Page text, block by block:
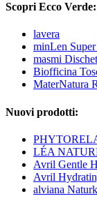
Scopri Ecco Verde:
lavera
minLen
masmi
Biofficina
MaterNatura
Nuovi prodotti:
LÉA
Avril Gentle
Avril
alviana